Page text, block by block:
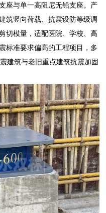
座与单一高阻尼无铅支座。产
筑竖向荷载、抗震设防等级调
切模量，适配医院、学校、高
标准要求偏高的工程项目，多
建筑与老旧重点建筑抗震加固